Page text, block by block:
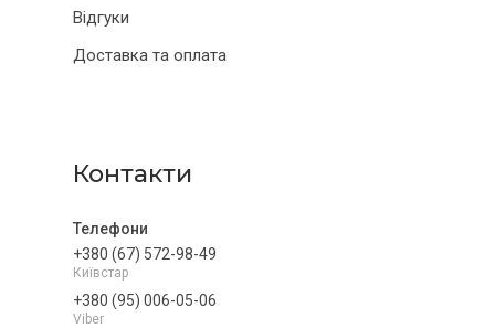
Відгуки
Доставка та оплата
Контакти
+380 (67) 572-98-49
Київстар
+380 (95) 006-05-06
Viber